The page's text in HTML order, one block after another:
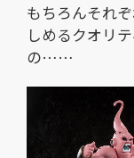
もちろんそれ
しめるクオリ
の……